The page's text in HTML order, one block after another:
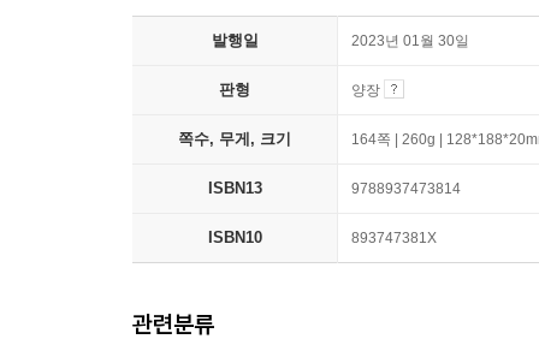
발행일 2023년 01월 30일
판형 양장
쪽수, 무게, 크기 164쪽 | 260g |
ISBN13 9788937473814
ISBN10 893747381X
관련분류